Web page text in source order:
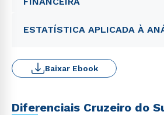
ESTATÍSTICA APLICADA À
Baixar Ebook
Diferenciais Cruzeiro do